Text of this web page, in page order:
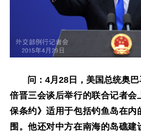
问： 4月28日，美国总统奥
倍晋三会谈后举行的联合记者会
保条约》适用于包括钓鱼岛在内
围。他还对中方在南海的岛礁建